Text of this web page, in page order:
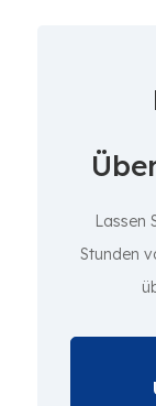
Lassen
Stunden